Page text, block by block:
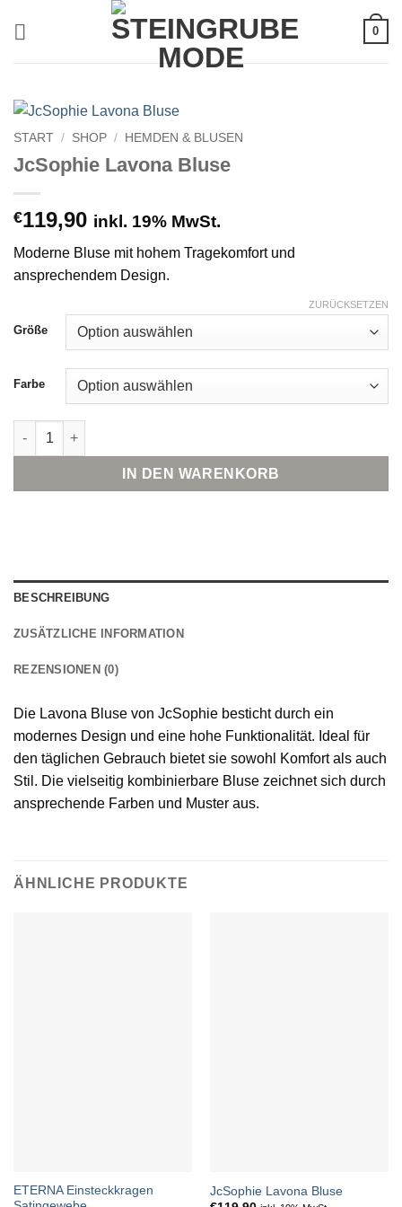
0
START / SHOP / HEMDEN & BLUSEN
JcSophie Lavona Bluse
€119,90 inkl. 19% MwSt.
Moderne Bluse mit hohem Tragekomfort und
ansprechendem Design.
Größe
Farbe
ZURÜCKSETZEN
JcSophie Lavona Bluse Menge
IN DEN WARENKORB
BESCHREIBUNG
ZUSÄTZLICHE INFORMATION
REZENSIONEN (0)
Die Lavona Bluse von JcSophie besticht durch ein
modernes Design und eine hohe Funktionalität. Ideal für
den täglichen Gebrauch bietet sie sowohl Komfort als auch
Stil. Die vielseitig kombinierbare Bluse zeichnet sich durch
ansprechende Farben und Muster aus.
ÄHNLICHE PRODUKTE
ETERNA Einsteckkragen
JcSophie Lavona Bluse